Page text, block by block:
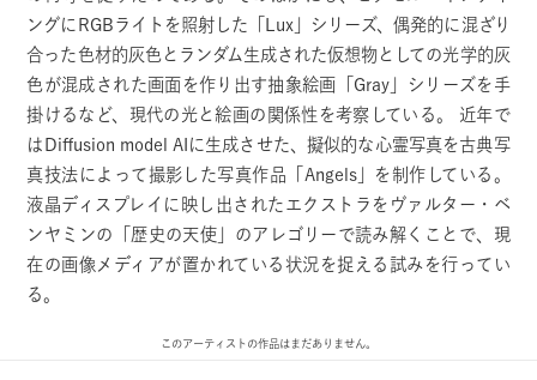
ングにRGBライトを照射した「Lux」シリーズ、偶発的に混ざり
合った色材的灰色とランダム生成された仮想物としての光学的灰
色が混成された画面を作り出す抽象絵画「Gray」シリーズを手
掛けるなど、現代の光と絵画の関係性を考察している。 近年で
はDiffusion model AIに生成させた、擬似的な心霊写真を古典写
真技法によって撮影した写真作品「Angels」を制作している。
液晶ディスプレイに映し出されたエクストラをヴァルター・ベ
ンヤミンの「歴史の天使」のアレゴリーで読み解くことで、現
在の画像メディアが置かれている状況を捉える試みを行ってい
る。
このアーティストの作品はまだありません。